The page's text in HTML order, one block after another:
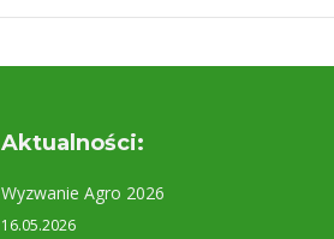
Aktualności:
Wyzwanie Agro 2026
16.05.2026